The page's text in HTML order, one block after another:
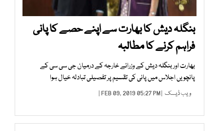
بنگلہ دیش کا بھارت سے اپنے حصے کا پانی
فراہم کرنے کا مطالبہ
بھارت اور بنگلہ دیش کے وزرائے خارجہ کے درمیان جی سی سی کے
پانچویں اجلاس میں پانی کی تقسیم پر تفصیلی تبادلہ خیال ہوا
ویب ڈیسک | FEB 09, 2019 05:27 PM |